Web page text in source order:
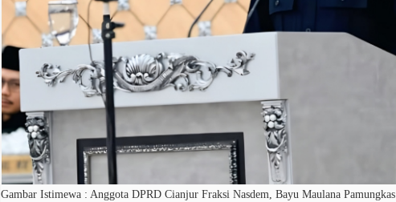
Gambar Istimewa : Anggota DPRD Cianjur Fraksi Nasdem, Bayu Maulana Pamungkas